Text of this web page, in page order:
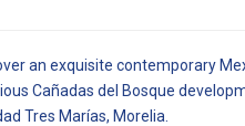
an exquisite contemporary
Cañadas del Bosque
Tres Marías, Morelia.